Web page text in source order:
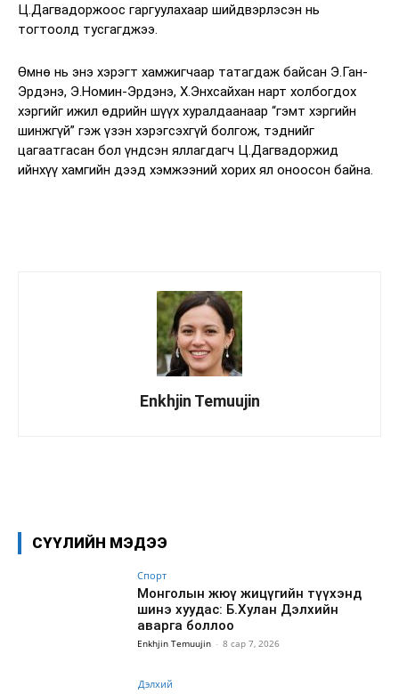
Ц.Дагвадоржоос гаргуулахаар шийдвэрлэсэн нь
тогтоолд тусгагджээ.
Өмнө нь энэ хэрэгт хамжигчаар татагдаж байсан Э.Ган-
Эрдэнэ, Э.Номин-Эрдэнэ, Х.Энхсайхан нарт холбогдох
хэргийг ижил өдрийн шүүх хуралдаанаар “гэмт хэргийн
шинжгүй” гэж үзэн хэрэгсэхгүй болгож, тэднийг
цагаатгасан бол үндсэн яллагдагч Ц.Дагвадоржид
ийнхүү хамгийн дээд хэмжээний хорих ял оноосон байна.
Enkhjin Temuujin
СҮҮЛИЙН МЭДЭЭ
Спорт
Монголын жюү жицүгийн түүхэнд
шинэ хуудас: Б.Хулан Дэлхийн
аварга боллоо
Enkhjin Temuujin - 8 сар 7, 2026
Дэлхий